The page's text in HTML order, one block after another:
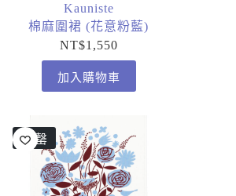
Kauniste
棉麻圍裙 (花意粉藍)
NT$1,550
加入購物車
售罄